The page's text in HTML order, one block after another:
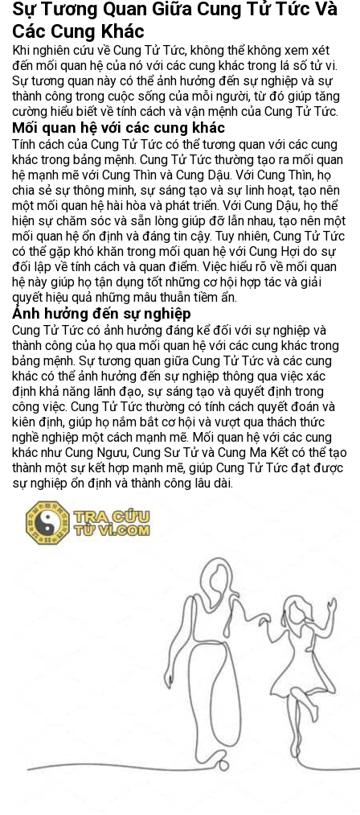
Sự Tương Quan Giữa Cung Tử Tức Và
Các Cung Khác
Khi nghiên cứu về Cung Tử Tức, không thể không xem xét
đến mối quan hệ của nó với các cung khác trong lá số tử vi.
Sự tương quan này có thể ảnh hưởng đến sự nghiệp và sự
thành công trong cuộc sống của mỗi người, từ đó giúp tăng
cường hiểu biết về tính cách và vận mệnh của Cung Tử Tức.
Mối quan hệ với các cung khác
Tính cách của Cung Tử Tức có thể tương quan với các cung
khác trong bảng mệnh. Cung Tử Tức thường tạo ra mối quan
hệ mạnh mẽ với Cung Thìn và Cung Dậu. Với Cung Thìn, họ
chia sẻ sự thông minh, sự sáng tạo và sự linh hoạt, tạo nên
một mối quan hệ hài hòa và phát triển. Với Cung Dậu, họ thể
hiện sự chăm sóc và sẵn lòng giúp đỡ lẫn nhau, tạo nên một
mối quan hệ ổn định và đáng tin cậy. Tuy nhiên, Cung Tử Tức
có thể gặp khó khăn trong mối quan hệ với Cung Hợi do sự
đối lập về tính cách và quan điểm. Việc hiểu rõ về mối quan
hệ này giúp họ tận dụng tốt những cơ hội hợp tác và giải
quyết hiệu quả những mâu thuẫn tiềm ẩn.
Ảnh hưởng đến sự nghiệp
Cung Tử Tức có ảnh hưởng đáng kể đối với sự nghiệp và
thành công của họ qua mối quan hệ với các cung khác trong
bảng mệnh. Sự tương quan giữa Cung Tử Tức và các cung
khác có thể ảnh hưởng đến sự nghiệp thông qua việc xác
định khả năng lãnh đạo, sự sáng tạo và quyết định trong
công việc. Cung Tử Tức thường có tính cách quyết đoán và
kiên định, giúp họ nắm bắt cơ hội và vượt qua thách thức
nghề nghiệp một cách mạnh mẽ. Mối quan hệ với các cung
khác như Cung Ngưu, Cung Sư Tử và Cung Ma Kết có thể tạo
thành một sự kết hợp mạnh mẽ, giúp Cung Tử Tức đạt được
sự nghiệp ổn định và thành công lâu dài.
Share on Twitter
Share on WhatsApp
Share on Email
Copy url